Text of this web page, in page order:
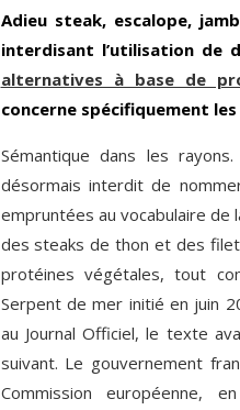
Adieu steak, escalope,
interdisant l’utilisation de
alternatives à base de
concerne spécifiquement
Sémantique dans les
désormais interdit de
empruntées au vocabulaire de
des steaks de thon et des
protéines végétales, tout
Serpent de mer initié en juin
au Journal Officiel, le texte
suivant. Le gouvernement
Commission européenne,